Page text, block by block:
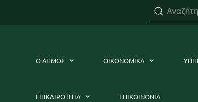
Ο ΔΗΜΟΣ ΟΙΚΟΝΟΜΙΚΑ
ΕΠΙΚΑΙΡΟΤΗΤΑ ΕΠΙΚΟΙΝΩΝΙΑ